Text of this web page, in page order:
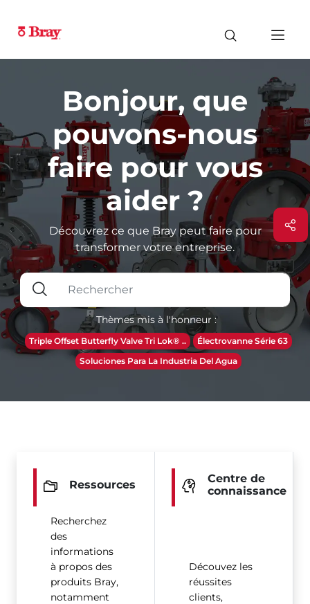
Bonjour, que
pouvons-nous
faire pour vous
aider ?
Découvrez ce que Bray peut faire pour
transformer votre entreprise.
Thèmes mis à l'honneur :
Triple Offset Butterfly Valve Tri Lok® ..
Électrovanne Série 63
Soluciones Para La Industria Del Agua
Ressources
Recherchez
des
informations
à propos des
produits Bray,
notamment
Centre de
connaissance
Découvez les
réussites
clients,